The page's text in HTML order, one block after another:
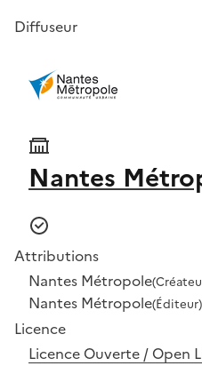
Diffuseur
Nantes
Attributions
Nantes Métropole
Nantes Métropole(Éditeur)
Licence
Licence Ouverte / Open